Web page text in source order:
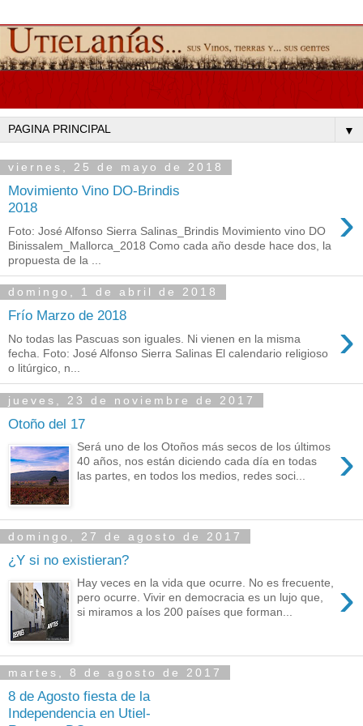
▼
viernes, 25 de mayo de 2018
Movimiento Vino DO-Brindis
2018
›
Foto: José Alfonso Sierra Salinas_Brindis Movimiento vino DO
Binissalem_Mallorca_2018 Como cada año desde hace dos, la
propuesta de la ...
domingo, 1 de abril de 2018
Frío Marzo de 2018 ›
No todas las Pascuas son iguales. Ni vienen en la misma
fecha. Foto: José Alfonso Sierra Salinas El calendario religioso
o litúrgico, n...
jueves, 23 de noviembre de 2017
Otoño del 17
›
Será uno de los Otoños más secos de los últimos
40 años, nos están diciendo cada día en todas
las partes, en todos los medios, redes soci...
domingo, 27 de agosto de 2017
¿Y si no existieran?
›
Hay veces en la vida que ocurre. No es frecuente,
pero ocurre. Vivir en democracia es un lujo que,
si miramos a los 200 países que forman...
martes, 8 de agosto de 2017
8 de Agosto fiesta de la
Independencia en Utiel-